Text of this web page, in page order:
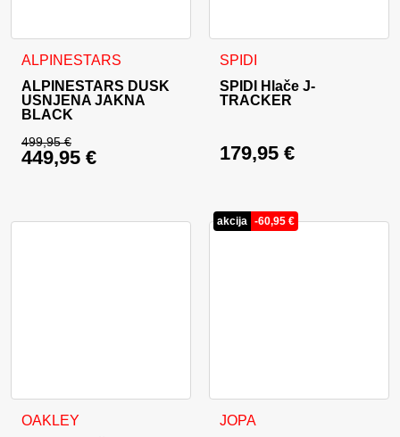
ALPINESTARS
ALPINESTARS DUSK
USNJENA JAKNA
BLACK
499,95€
Izvirna cena je bila: 499,95 €.
449,95 €
Ta izdelek ima več različic. Možnosti lahko izberete na
SPIDI
SPIDI Hlače J-
TRACKER
179,95 €
Ta izdelek ima več različic.
OAKLEY
akcija -60,95 €
JOPA
Ta izdelek ima več različic.